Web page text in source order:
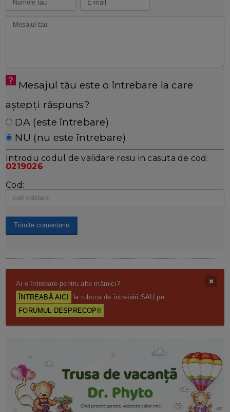
Mesajul tău este o întrebare la care
aștepți răspuns?
DA (este întrebare)
NU (nu este întrebare)
Introdu codul de validare rosu in casuta de cod:
0219026
Cod:
Ai o întrebare pentru alte mămici?
ÎNTREABĂ AICI
la rubrica de întrebări SAU pe
FORUMUL DESPRECOPII